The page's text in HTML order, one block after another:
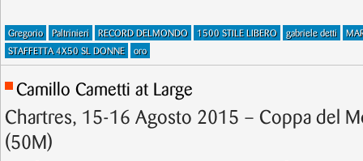
Gregorio Paltrinieri RECORD DELMONDO 1500 STILE LIBERO gabriele detti
STAFFETTA 4X50 SL DONNE
oro
Camillo Cametti at Large
Chartres, 15-16 Agosto 2015 – Coppa del
(50M)